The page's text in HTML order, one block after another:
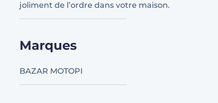
joliment de l’ordre dans votre maison.
Marques
BAZAR MOTOPI